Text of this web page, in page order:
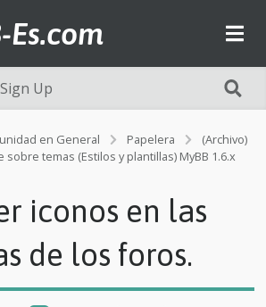
Es.com
Sign Up
en General Papelera
(Archivo)
sobre temas (Estilos y plantillas) MyBB 1.6.x
iconos en las
de los foros.